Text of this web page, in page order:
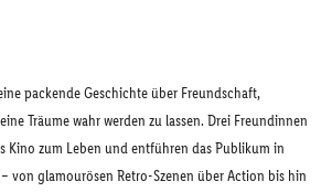
packende Geschichte über Freundschaft,
Träume wahr werden zu lassen. Drei Freundinnen
Kino zum Leben und entführen das Publikum in
– von glamourösen Retro-Szenen über Action bis hin